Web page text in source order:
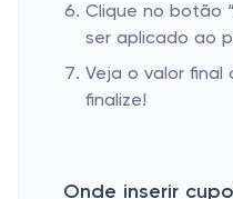
Clique no botão
ser aplicado ao
Veja o valor final
finalize!
Onde inserir